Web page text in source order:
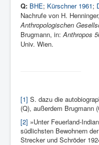
Q: BHE; Kürschner 1961;
Nachrufe von H.
Anthropologischen
Brugmann, in: Anthropos
Univ. Wien.
[1] S. dazu die
(Q), außerdem Brugmann
[2] »Unter Feuerland-
südlichsten Bewohnern
Strecker und Schröder